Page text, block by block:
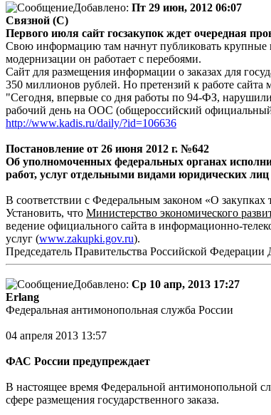
Добавлено: Пт 29 июн, 2012 06:07
Связной (С)
Первого июля сайт госзакупок ждет очередная
Свою информацию там начнут публиковать крупные
модернизации он работает с перебоями.
Сайт для размещения информации о заказах для
350 миллионов рублей. Но претензий к работе
"Сегодня, впервые со дня работы по 94-ФЗ,
рабочий день на ООС (общероссийский
http://www.kadis.ru/daily/?id=106636
Постановление от 26 июня 2012 г. №642
Об уполномоченных федеральных органах
работ, услуг отдельными видами юридических лиц
В соответствии с Федеральным законом «О
Установить, что Министерство экономического
ведение официального сайта в информационно-
услуг (www.zakupki.gov.ru).
Председатель Правительства Российской Федерации
Добавлено: Ср 10 апр, 2013 17:27
Erlang
Федеральная антимонопольная служба России
04 апреля 2013 13:57
ФАС России предупреждает
В настоящее время Федеральной антимонопольной
сфере размещения государственного заказа.